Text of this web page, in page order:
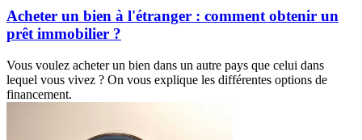
Acheter un bien à l'étranger : comment obtenir un
prêt immobilier ?
Vous voulez acheter un bien dans un autre pays que celui dans
lequel vous vivez ? On vous explique les différentes options de
financement.